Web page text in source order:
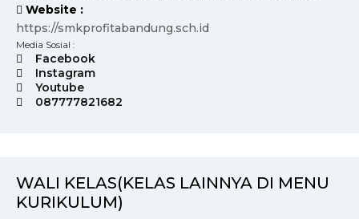
Website :
https://smkprofitabandung.sch.id
Media Sosial :
Facebook
Instagram
Youtube
087777821682
WALI KELAS(KELAS LAINNYA DI MENU
KURIKULUM)